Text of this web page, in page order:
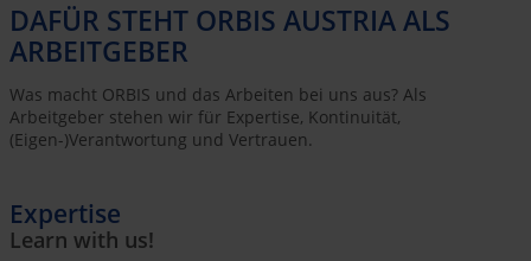
DAFÜR STEHT ORBIS AUSTRIA ALS
ARBEITGEBER
Was macht ORBIS und das Arbeiten bei uns aus? Als
Arbeitgeber stehen wir für Expertise, Kontinuität,
(Eigen-)Verantwortung und Vertrauen.
Expertise
Learn with us!